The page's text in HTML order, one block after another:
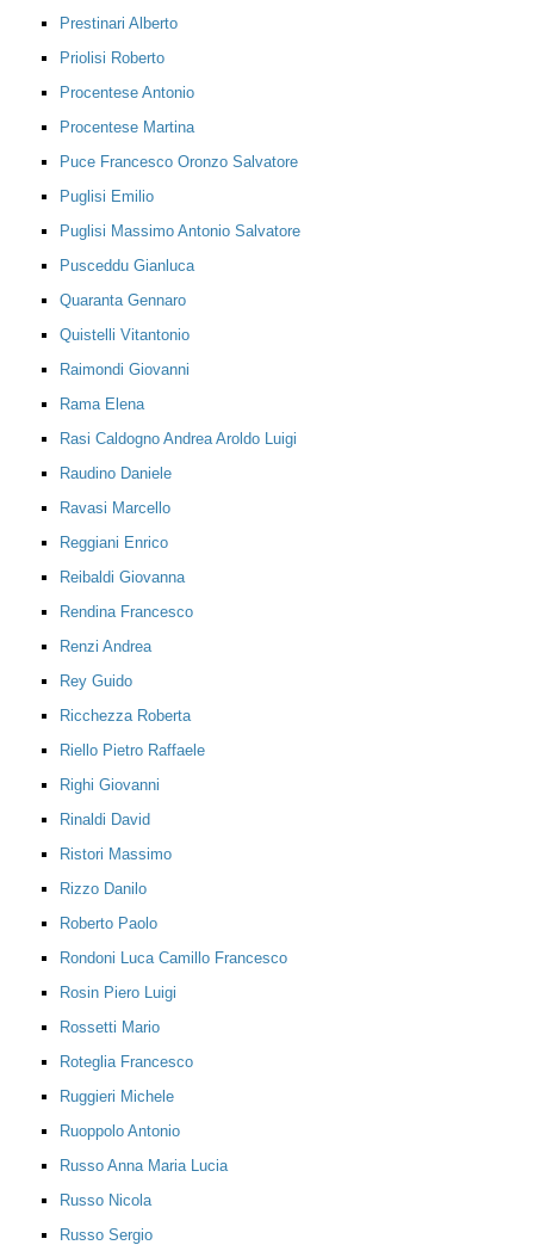
Prestinari Alberto
Priolisi Roberto
Procentese Antonio
Procentese Martina
Puce Francesco Oronzo Salvatore
Puglisi Emilio
Puglisi Massimo Antonio Salvatore
Pusceddu Gianluca
Quaranta Gennaro
Quistelli Vitantonio
Raimondi Giovanni
Rama Elena
Rasi Caldogno Andrea Aroldo Luigi
Raudino Daniele
Ravasi Marcello
Reggiani Enrico
Reibaldi Giovanna
Rendina Francesco
Renzi Andrea
Rey Guido
Ricchezza Roberta
Riello Pietro Raffaele
Righi Giovanni
Rinaldi David
Ristori Massimo
Rizzo Danilo
Roberto Paolo
Rondoni Luca Camillo Francesco
Rosin Piero Luigi
Rossetti Mario
Roteglia Francesco
Ruggieri Michele
Ruoppolo Antonio
Russo Anna Maria Lucia
Russo Nicola
Russo Sergio